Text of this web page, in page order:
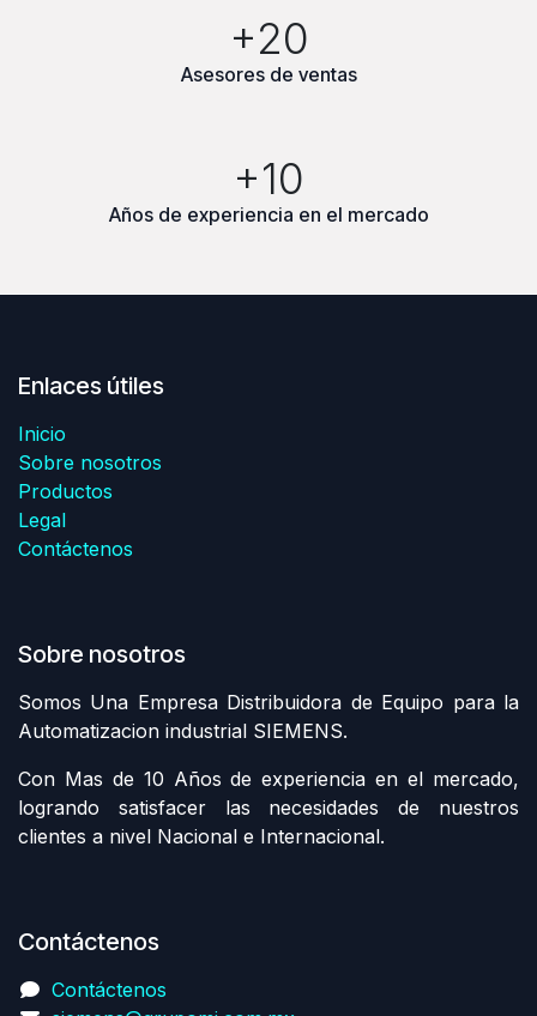
+20
Asesores de ventas
+10
Años de experiencia en el mercado
Enlaces útiles
Inicio
Sobre nosotros
Productos
Legal
Contáctenos
Sobre nosotros
Somos Una Empresa Distribuidora de Equipo para la
Automatizacion industrial SIEMENS.
Con Mas de 10 Años de experiencia en el mercado,
logrando satisfacer las necesidades de nuestros
clientes a nivel Nacional e Internacional.
Contáctenos
Contáctenos